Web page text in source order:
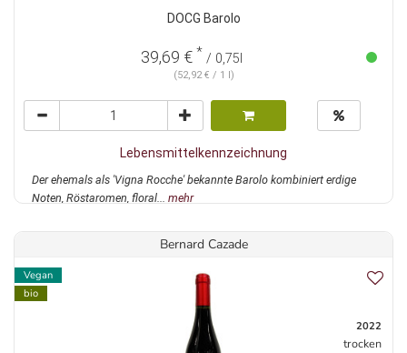
DOCG Barolo
39,69 € * / 0,75l
(52,92 € / 1 l)
Lebensmittelkennzeichnung
Der ehemals als 'Vigna Rocche' bekannte Barolo kombiniert erdige
Noten, Röstaromen, floral... mehr
Bernard Cazade
Vegan
bio
2022
trocken